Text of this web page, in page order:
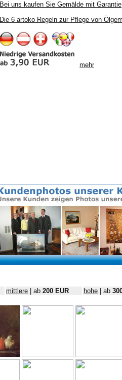
Bei uns kaufen Sie Gemälde mit Garantie
Die 6 artoko Regeln zur Pflege von
mehr
mittlere | ab 200 EUR hohe | ab